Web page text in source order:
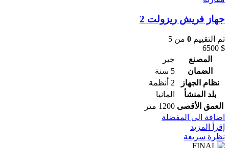
جهاز فريش ريزولت 2
تم التقييم 0 من 5
6500 $
المصنع
جير
الضمان
5 سنة
نظام الجهاز
2 أنظمة
بلد المنشأ
المانيا
العمق الأقصى 1200 متر
اضافة الى المفضلة
إقرأ المزيد
نظرة سريعة